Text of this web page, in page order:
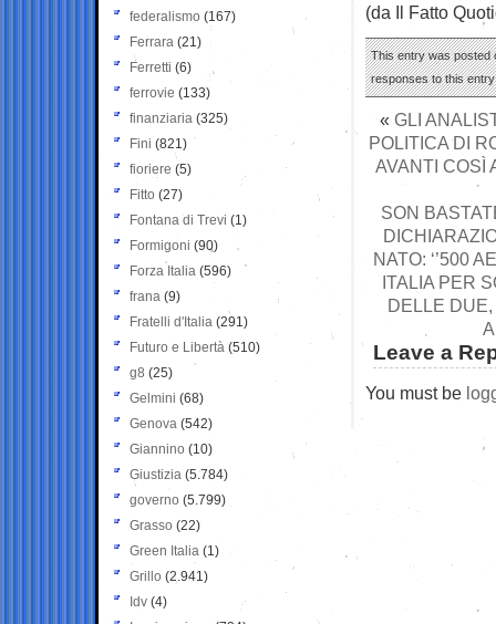
(da Il Fatto
This entry was posted
responses to this
« GLI
POLITICA DI
AVANTI COSÌ
SON
NATO: ‘’500
ITALIA PER
DELLE
Leave a
You must be
federalismo (167)
Ferrara (21)
Ferretti (6)
ferrovie (133)
finanziaria (325)
Fini (821)
fioriere (5)
Fitto (27)
Fontana di Trevi (1)
Formigoni (90)
Forza Italia (596)
frana (9)
Fratelli d'Italia (291)
Futuro e Libertà (510)
g8 (25)
Gelmini (68)
Genova (542)
Giannino (10)
Giustizia (5.784)
governo (5.799)
Grasso (22)
Green Italia (1)
Grillo (2.941)
Idv (4)